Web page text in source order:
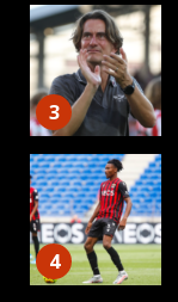
3
4